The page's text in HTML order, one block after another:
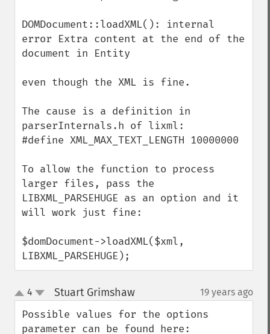
DOMDocument::loadXML(): internal
error Extra content at the end of the
document in Entity
even though the XML is fine.
The cause is a definition in
parserInternals.h of lixml:
#define XML_MAX_TEXT_LENGTH 10000000
To allow the function to process
larger files, pass the
LIBXML_PARSEHUGE as an option and it
will work just fine:
$domDocument->loadXML($xml,
LIBXML_PARSEHUGE);
up
down
4 Stuart Grimshaw¶ 19 years ago
Possible values for the options
parameter can be found here: